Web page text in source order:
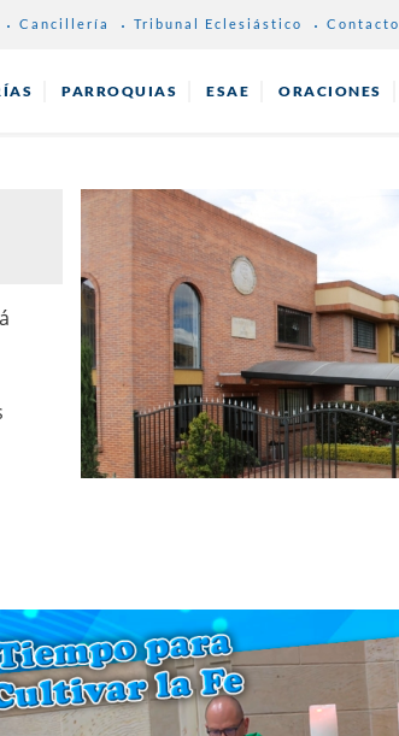
Cancillería Tribunal Eclesiástico Contacto
PARROQUIAS ESAE ORACIONES